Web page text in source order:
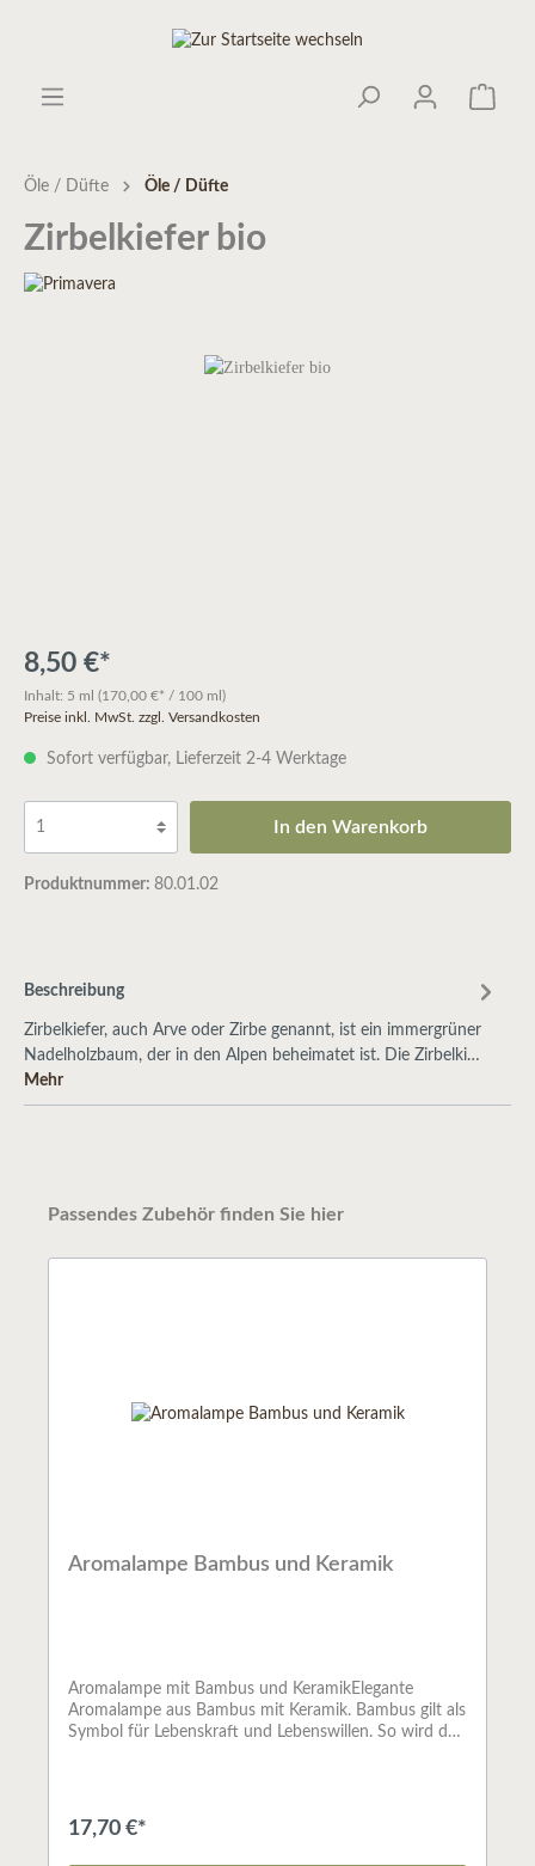
Öle / Düfte Öle / Düfte
Zirbelkiefer bio
8,50 €*
Inhalt: 5 ml (170,00 €* / 100 ml)
Preise inkl. MwSt. zzgl. Versandkosten
Sofort verfügbar, Lieferzeit 2-4 Werktage
In den Warenkorb
Produktnummer: 80.01.02
Beschreibung
Zirbelkiefer, auch Arve oder Zirbe genannt, ist ein immergrüner
Nadelholzbaum, der in den Alpen beheimatet ist. Die Zirbelki…
Mehr
Passendes Zubehör finden Sie hier
Aromalampe Bambus und Keramik
Aromalampe mit Bambus und KeramikElegante
Aromalampe aus Bambus mit Keramik. Bambus gilt als
Symbol für Lebenskraft und Lebenswillen. So wird der
Düfte im Raum zu verbreiten. Das Schälchen wird mit
Wasser befüllt und mit einigen Tropfen ätherischem
Öl beträufelt. Mit Hilfe des Teelichtes wird das
17,70 €*